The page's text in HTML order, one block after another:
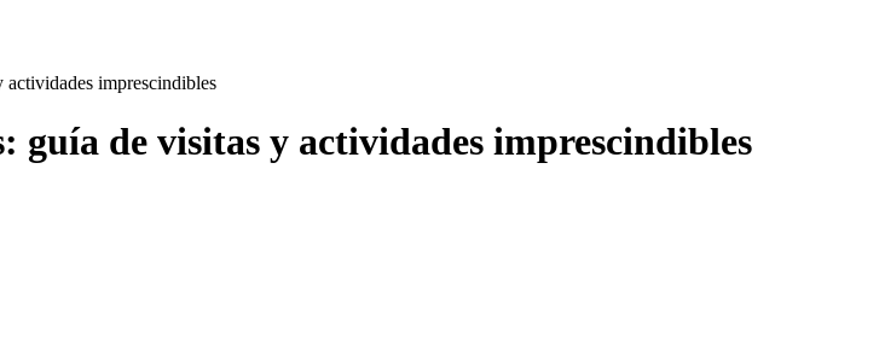
actividades imprescindibles
guía de visitas y actividades imprescindibles